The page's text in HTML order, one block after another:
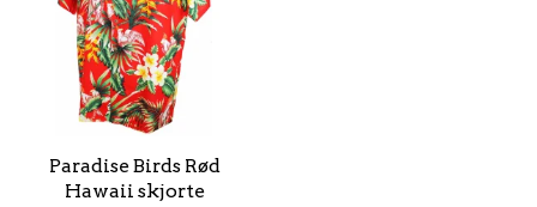
Paradise Birds Rød
Hawaii skjorte